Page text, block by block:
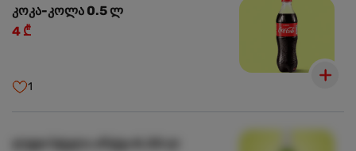
კოკა-კოლა 0.5 ლ
4 ₾
1
ლუდი სტელა არტუა 0.33 ლ